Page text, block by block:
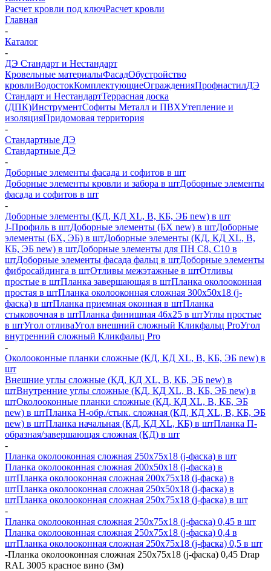
Расчет кровли под ключРасчет кровли
Главная
-
Каталог
-
ДЭ Стандарт и Нестандарт
Кровельные материалыФасадОбустройство
кровлиВодостокКомплектующиеОгражденияПрофнастилДЭ
Стандарт и НестандартТеррасная доска
(ДПК)ИнструментСофиты Металл и ПВХУтепление и
изоляцияПридомовая территория
-
Стандартные ДЭ
Стандартные ДЭ
-
Доборные элементы фасада и софитов в шт
Доборные элементы кровли и забора в штДоборные элементы
фасада и софитов в шт
-
Доборные элементы (КД, КД XL, В, КБ, ЭБ new) в шт
J-Профиль в штДоборные элементы (БХ new) в штДоборные
элементы (БХ, ЭБ) в штДоборные элементы (КД, КД XL, В,
КБ, ЭБ new) в штДоборные элементы для ПН С8, С10 в
штДоборные элементы фасада фальц в штДоборные элементы
фибросайдинга в штОтливы межэтажные в штОтливы
простые в штПланка завершающая в штПланка околооконная
простая в штПланка околооконная сложная 300х50х18 (j-
фаска) в штПланка приемная оконная в штПланка
стыковочная в штПланка финишная 46х25 в штУглы простые
в штУгол отливаУгол внешний сложный Кликфальц ProУгол
внутренний сложный Кликфальц Pro
-
Околооконные планки сложные (КД, КД XL, В, КБ, ЭБ new) в
шт
Внешние углы сложные (КД, КД XL, В, КБ, ЭБ new) в
штВнутренние углы сложные (КД, КД XL, В, КБ, ЭБ new) в
штОколооконные планки сложные (КД, КД XL, В, КБ, ЭБ
new) в штПланка H-обр./стык. сложная (КД, КД XL, В, КБ, ЭБ
new) в штПланка начальная (КД, КД XL, КБ) в штПланка П-
образная/завершающая сложная (КД) в шт
-
Планка околооконная сложная 250х75х18 (j-фаска) в шт
Планка околооконная сложная 200х50х18 (j-фаска) в
штПланка околооконная сложная 200х75х18 (j-фаска) в
штПланка околооконная сложная 250х50х18 (j-фаска) в
штПланка околооконная сложная 250х75х18 (j-фаска) в шт
-
Планка околооконная сложная 250х75х18 (j-фаска) 0,45 в шт
Планка околооконная сложная 250х75х18 (j-фаска) 0,4 в
штПланка околооконная сложная 250х75х18 (j-фаска) 0,5 в шт
-Планка околооконная сложная 250х75х18 (j-фаска) 0,45 Drap
RAL 3005 красное вино (3м)